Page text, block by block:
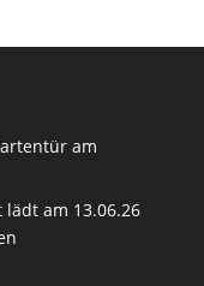
am
am 13.06.26